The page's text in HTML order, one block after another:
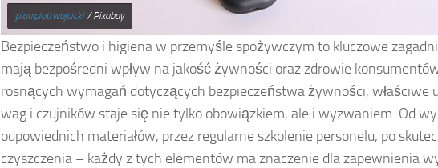
piotrpiotrwojcicki/ Pixabay
Bezpieczeństwo i higiena w przemyśle spożywczym to kluczowe
mają bezpośredni wpływ na jakość żywności oraz zdrowie
rosnących wymagań dotyczących bezpieczeństwa żywności, właściwe
wag i czujników staje się nie tylko obowiązkiem, ale i wyzwaniem. Od
odpowiednich materiałów, przez regularne szkolenie personelu, po
czyszczenia – każdy z tych elementów ma znaczenie dla zapewnienia